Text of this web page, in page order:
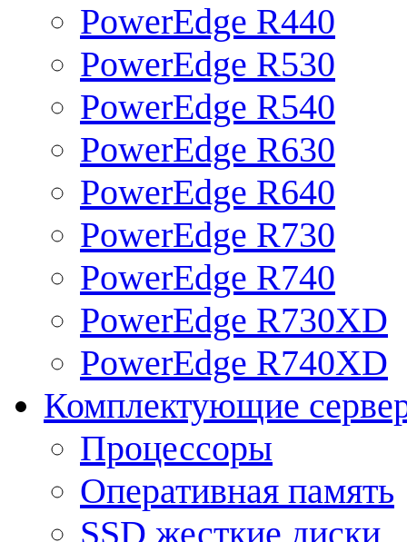
PowerEdge R440
PowerEdge R530
PowerEdge R540
PowerEdge R630
PowerEdge R640
PowerEdge R730
PowerEdge R740
PowerEdge R730XD
PowerEdge R740XD
Комплектующие
Процессоры
Оперативная память
SSD жесткие диски